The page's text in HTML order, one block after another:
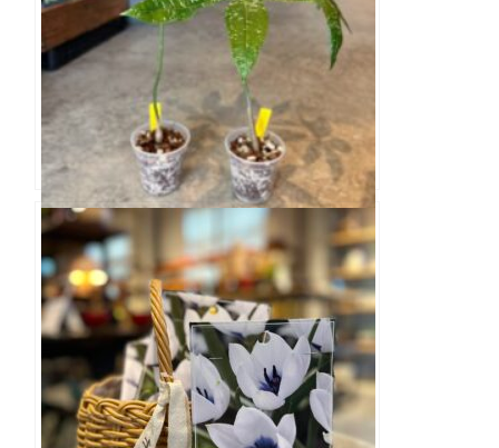
パキラ アクアティカ ミルキ－ウェイ 3.5寸